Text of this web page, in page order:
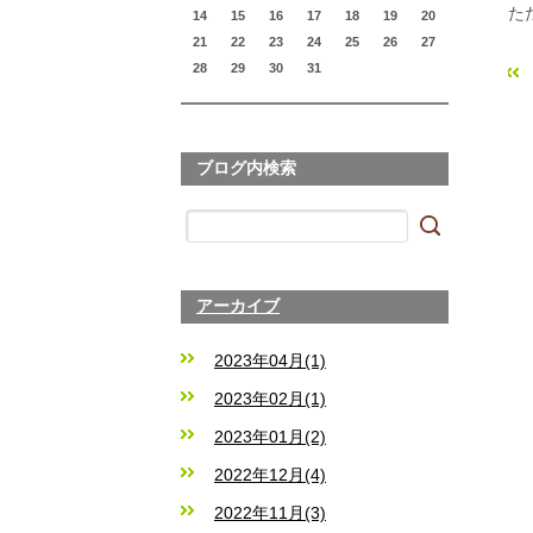
た
14
15 16 17 18 19
20
21
22 23 24 25 26
27
28
29 30 31
ブログ内検索
アーカイブ
2023年04月(1)
2023年02月(1)
2023年01月(2)
2022年12月(4)
2022年11月(3)